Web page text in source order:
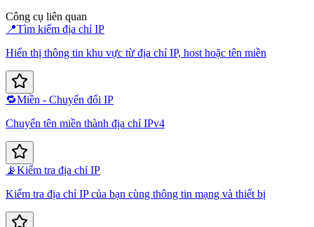
Công cụ liên quan
📍Tìm kiếm địa chỉ IP
Hiển thị thông tin khu vực từ địa chỉ IP, host hoặc tên miền
🔁Miền - Chuyển đổi IP
Chuyển tên miền thành địa chỉ IPv4
📡Kiểm tra địa chỉ IP
Kiểm tra địa chỉ IP của bạn cùng thông tin mạng và thiết bị